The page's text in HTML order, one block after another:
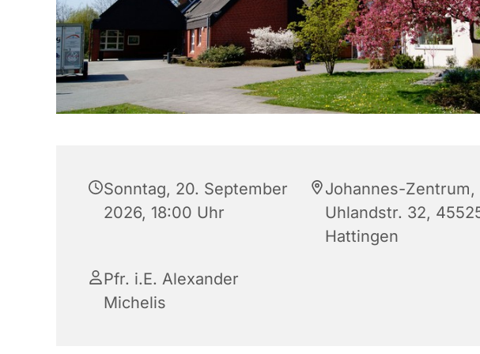
Sonntag, 20. September
2026, 18:00 Uhr
Johannes-Zentrum,
Uhlandstr. 32,
Hattingen
Pfr. i.E. Alexander
Michelis